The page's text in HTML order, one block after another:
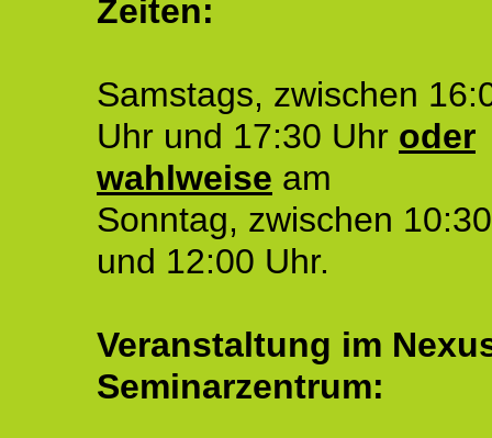
Zeiten:
Samstags, zwischen
Uhr und 17:30 Uhr oder
wahlweise am
Sonntag, zwischen
und 12:00 Uhr.
Veranstaltung im
Seminarzentrum: